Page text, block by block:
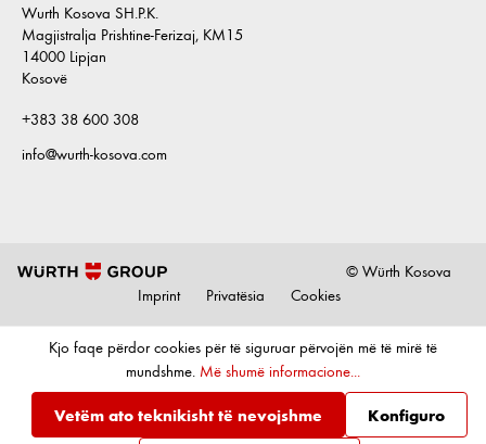
Wurth Kosova SH.P.K.
Magjistralja Prishtine-Ferizaj, KM15
14000 Lipjan
Kosovë
+383 38 600 308
info@wurth-kosova.com
© Würth Kosova
Imprint
Privatësia Cookies
Kjo faqe përdor cookies për të siguruar përvojën më të mirë të
mundshme. Më shumë informacione...
Vetëm ato teknikisht të nevojshme Konfiguro